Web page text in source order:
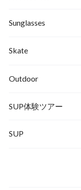
RVCA
ACER
Turn Me On
KAYA
Wetsuits,Rush Guard
Winter Goods
Boots
Bc Gear
Goggle
Helmet
SOX
Shoes
Winter Shoes
Other
Sunglasses
Skate
Outdoor
Norrona
SUP体験ツアー
SUP